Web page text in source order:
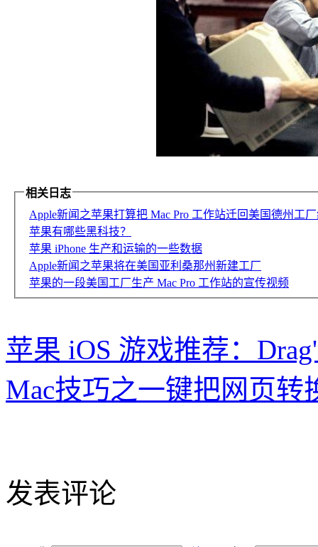
相关日志
Apple新闻之苹果打算把 Mac Pro 工作站迁回美国德州工
苹果有哪些黑科技？
苹果 iPhone 生产和运输的一些数据
Apple新闻之苹果将在美国亚利桑那州新建工厂
苹果的一段美国工厂生产 Mac Pro 工作站的宣传视频
苹果 iOS 游戏推荐：
Mac技巧之一键把网页转
发表评论